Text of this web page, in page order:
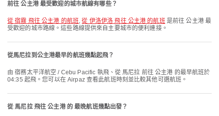
前往 公主港 最受歡迎的城市航線有哪些？
從 宿霧 飛往 公主港 的航班,從 伊洛伊洛 飛往 公主港 的航班 是前往 公主港 最
受歡迎的城市路線。這些路線提供來自主要城市的便利連接。
從馬尼拉到公主港最早的航班幾點起飛？
由 宿務太平洋航空 / Cebu Pacific 執飛、從 馬尼拉 前往 公主港 的最早航班於
04:35 起飛。您可以在 Airpaz 查看此航班時刻並比較其他可選航班。
從 馬尼拉 飛往 公主港 的 最晚航班幾點出發？